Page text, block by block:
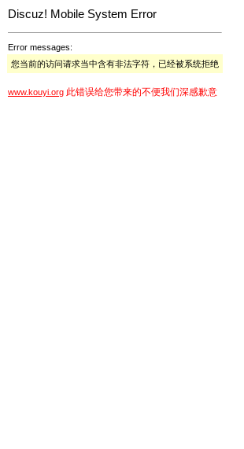
Discuz! Mobile System Error
Error messages:
您当前的访问请求当中含有非法字符，已经被系统拒绝
www.kouyi.org 此错误给您带来的不便我们深感歉意